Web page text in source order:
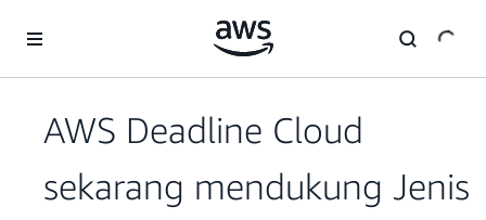
AWS Deadline Cloud
sekarang mendukung Jenis